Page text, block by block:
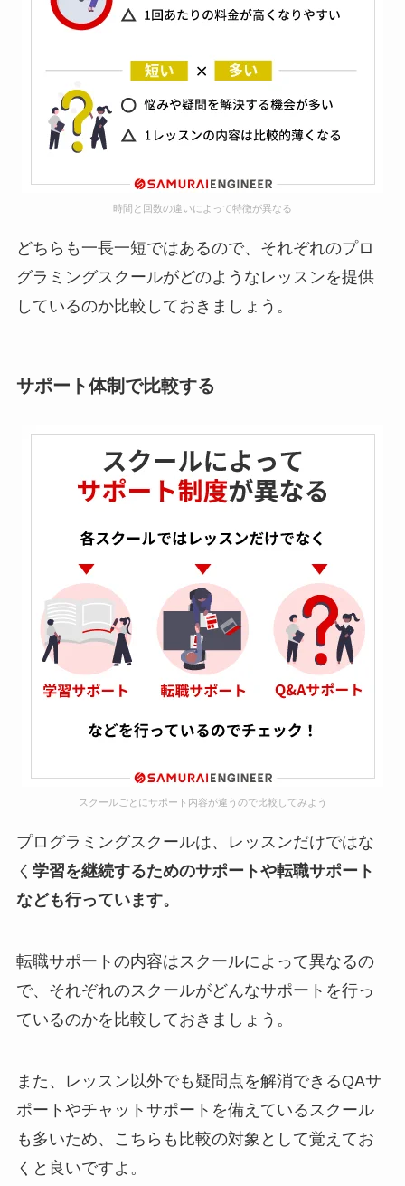
時間と回数の違いによって特徴が異なる
どちらも一長一短ではあるので、それぞれのプロ
グラミングスクールがどのようなレッスンを提供
しているのか比較しておきましょう。
サポート体制で比較する
スクールごとにサポート内容が違うので比較してみよう
プログラミングスクールは、レッスンだけではな
く 学習を継続するためのサポートや転職サポート
なども行っています。
転職サポートの内容はスクールによって異なるの
で、それぞれのスクールがどんなサポートを行っ
ているのかを比較しておきましょう。
また、レッスン以外でも疑問点を解消できるQAサ
ポートやチャットサポートを備えているスクール
も多いため、こちらも比較の対象として覚えてお
くと良いですよ。